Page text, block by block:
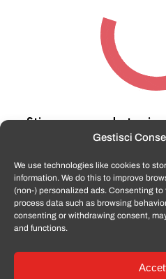
Gestisci
We use technologies like cookies to
information. We do this to improve
(non-) personalized ads. Consenting
process data such as browsing
consenting or withdrawing consent,
and functions.
Stiamo cercando tra i
qualche
TomatoSmartphone.itè
smartphone
di tutte le marche,
ONEPLUS,